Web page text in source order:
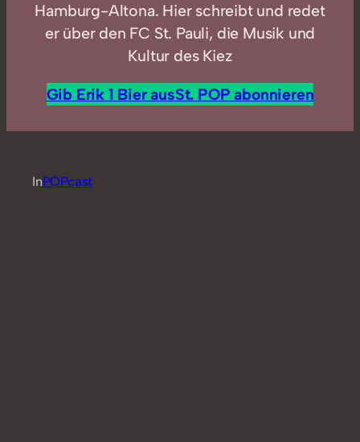
Hamburg-Altona. Hier schreibt und redet
er über den FC St. Pauli, die Musik und
Kultur des Kiez
Gib Erik 1 Bier ausSt. POP abonnieren
InPOPcast